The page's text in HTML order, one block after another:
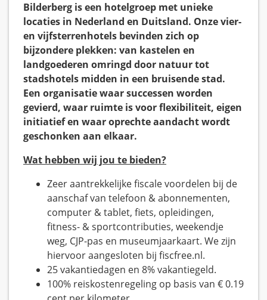
Bilderberg is een hotelgroep met unieke
locaties in Nederland en Duitsland. Onze vier-
en vijfsterrenhotels bevinden zich op
bijzondere plekken: van kastelen en
landgoederen omringd door natuur tot
stadshotels midden in een bruisende stad.
Een organisatie waar successen worden
gevierd, waar ruimte is voor flexibiliteit, eigen
initiatief en waar oprechte aandacht wordt
geschonken aan elkaar.
Wat hebben wij jou te bieden?
Zeer aantrekkelijke fiscale voordelen bij de
aanschaf van telefoon & abonnementen,
computer & tablet, fiets, opleidingen,
fitness- & sportcontributies, weekendje
weg, CJP-pas en museumjaarkaart. We zijn
hiervoor aangesloten bij fiscfree.nl.
25 vakantiedagen en 8% vakantiegeld.
100% reiskostenregeling op basis van € 0.19